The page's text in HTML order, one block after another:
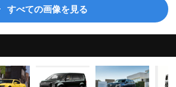
すべての画像を見る